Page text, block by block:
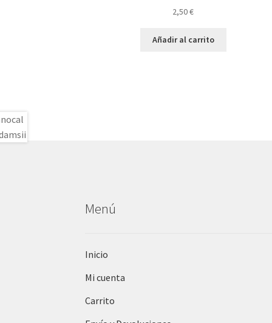
2,50€
Añadir al carrito
Menú
Inicio
Mi cuenta
Carrito